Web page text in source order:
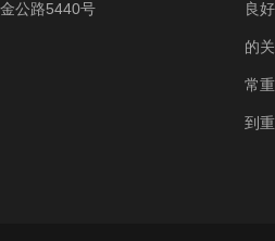
公路5440号 良
的
常
到